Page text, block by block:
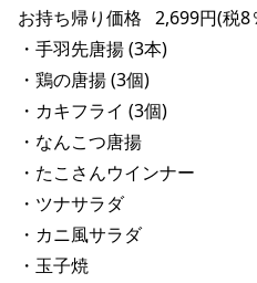
株主通信
株主総会関連資料
その他IR資料
適時開示資料
電子公告
FAQ
IRお問い合わせ
お持ち帰り価格   2,699円(税8
・手羽先唐揚 (3本)
・鶏の唐揚 (3個)
・カキフライ (3個)
・なんこつ唐揚
・たこさんウインナー
・ツナサラダ
・カニ風サラダ
・玉子焼